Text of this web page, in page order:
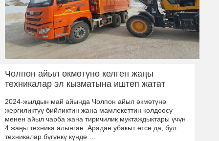
Чолпон айыл өкмөтүнө келген жаңы
техникалар эл кызматына иштеп жатат
2024-жылдын май айында Чолпон айыл өкмөтүнө
жергиликтүү бийликтин жана мамлекеттин колдоосу
менен айыл чарба жана тиричилик муктаждыктары үчүн
4 жаңы техника алынган. Арадан убакыт өтсө да, бул
техникалар бүгүнкү күндө …